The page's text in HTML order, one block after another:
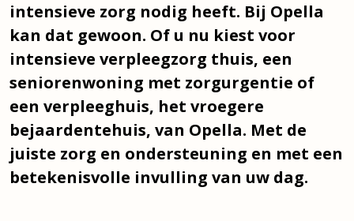
intensieve zorg nodig heeft. Bij Opella
kan dat gewoon. Of u nu kiest voor
intensieve verpleegzorg thuis, een
seniorenwoning met zorgurgentie of
een verpleeghuis, het vroegere
bejaardentehuis, van Opella. Met de
juiste zorg en ondersteuning en met een
betekenisvolle invulling van uw dag.